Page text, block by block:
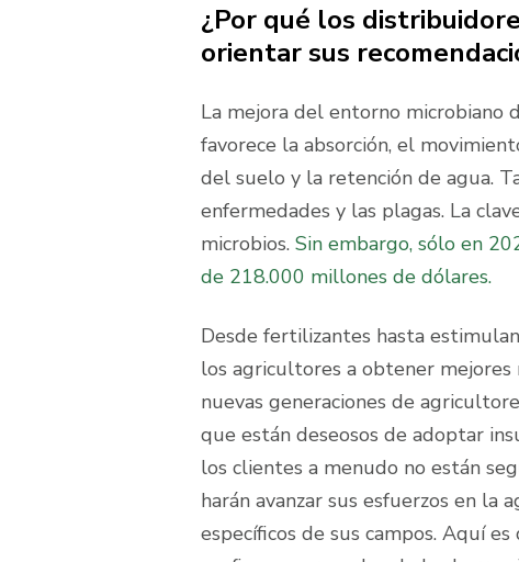
¿Por qué los
orientar sus
La mejora del entorno microbiano
favorece la absorción, el
del suelo y la retención de agua.
enfermedades y las plagas. La
microbios. Sin embargo, sólo en
de 218.000 millones de dólares.
Desde fertilizantes hasta
los agricultores a obtener mejores
nuevas generaciones de
que están deseosos de adoptar
los clientes a menudo no están
harán avanzar sus esfuerzos en la
específicos de sus campos. Aquí